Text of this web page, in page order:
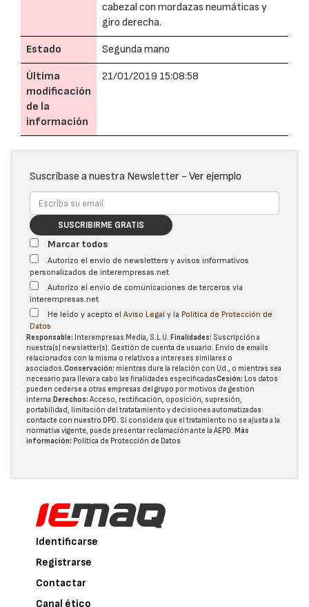
cabezal con mordazas neumáticas y
giro derecha.
Estado Segunda mano
Última
modificación
de la
información
21/01/2019 15:08:58
Suscríbase a nuestra Newsletter - Ver ejemplo
SUSCRIBIRME GRATIS
Marcar todos
Autorizo el envío de newsletters y avisos informativos
personalizados de interempresas.net
Autorizo el envío de comunicaciones de terceros vía
interempresas.net
He leído y acepto el Aviso Legal y la Política de Protección de
Datos
Responsable: Interempresas Media, S.L.U. Finalidades: Suscripción a
nuestra(s) newsletter(s). Gestión de cuenta de usuario. Envío de emails
relacionados con la misma o relativos a intereses similares o
asociados.Conservación: mientras dure la relación con Ud., o mientras sea
necesario para llevar a cabo las finalidades especificadasCesión: Los datos
pueden cederse a otras empresas del grupo por motivos de gestión
interna.Derechos: Acceso, rectificación, oposición, supresión,
portabilidad, limitación del tratatamiento y decisiones automatizadas:
contacte con nuestro DPD. Si considera que el tratamiento no se ajusta a la
normativa vigente, puede presentar reclamación ante la AEPD. Más
información: Política de Protección de Datos
Identificarse
Registrarse
Contactar
Canal ético